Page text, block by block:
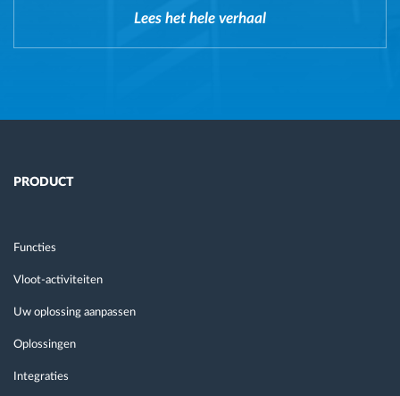
Lees het hele verhaal
PRODUCT
Functies
Vloot-activiteiten
Uw oplossing aanpassen
Oplossingen
Integraties